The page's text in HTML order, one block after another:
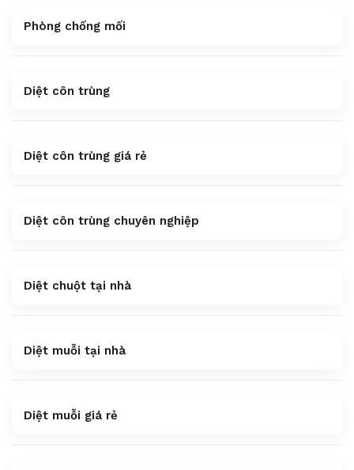
Phòng chống mối
Diệt côn trùng
Diệt côn trùng giá rẻ
Diệt côn trùng chuyên nghiệp
Diệt chuột tại nhà
Diệt muỗi tại nhà
Diệt muỗi giá rẻ